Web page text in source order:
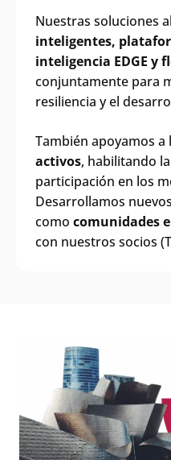
Nuestras soluciones
inteligentes,
inteligencia EDGE y
conjuntamente para
resiliencia y el
También apoyamos a
activos, habilitando
participación en los
Desarrollamos
como comunidades
con nuestros socios